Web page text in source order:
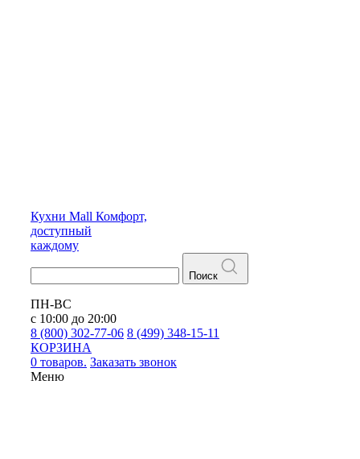
Кухни Mall Комфорт,
доступный
каждому
Поиск
ПН-ВС
с 10:00 до 20:00
8 (800) 302-77-06 8 (499) 348-15-11
КОРЗИНА
0 товаров. Заказать звонок
Меню